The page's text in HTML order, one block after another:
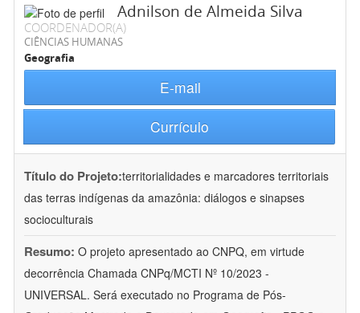
Adnilson de Almeida Silva
COORDENADOR(A)
CIÊNCIAS HUMANAS
Geografia
E-mail
Currículo
Título do Projeto:territorialidades e marcadores territoriais
das terras indígenas da amazônia: diálogos e sinapses
socioculturais
Resumo: O projeto apresentado ao CNPQ, em virtude
decorrência Chamada CNPq/MCTI Nº 10/2023 -
UNIVERSAL. Será executado no Programa de Pós-